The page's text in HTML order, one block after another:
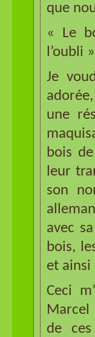
que
« Le
l’oubli
Je
une
bois
leur
son
avec
bois,
et
Ceci
Marcel
de